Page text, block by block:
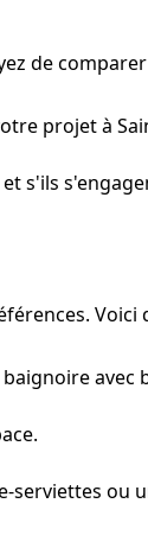
de
projet à
s'ils
Voici
avec
serviettes ou